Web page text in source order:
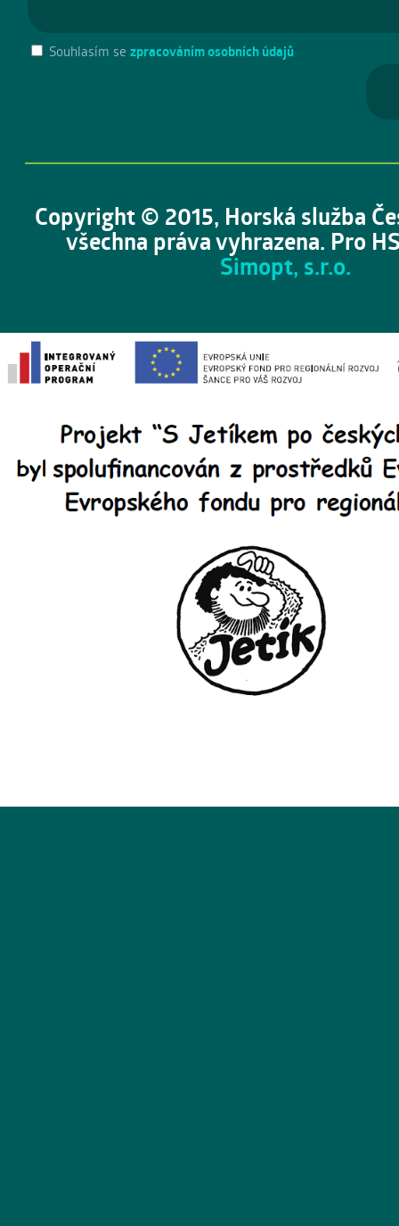
Souhlasím se zpracováním osobních údajů
Copyright © 2015, Horská služba
všechna práva vyhrazena. Pro
Simopt, s.r.o.